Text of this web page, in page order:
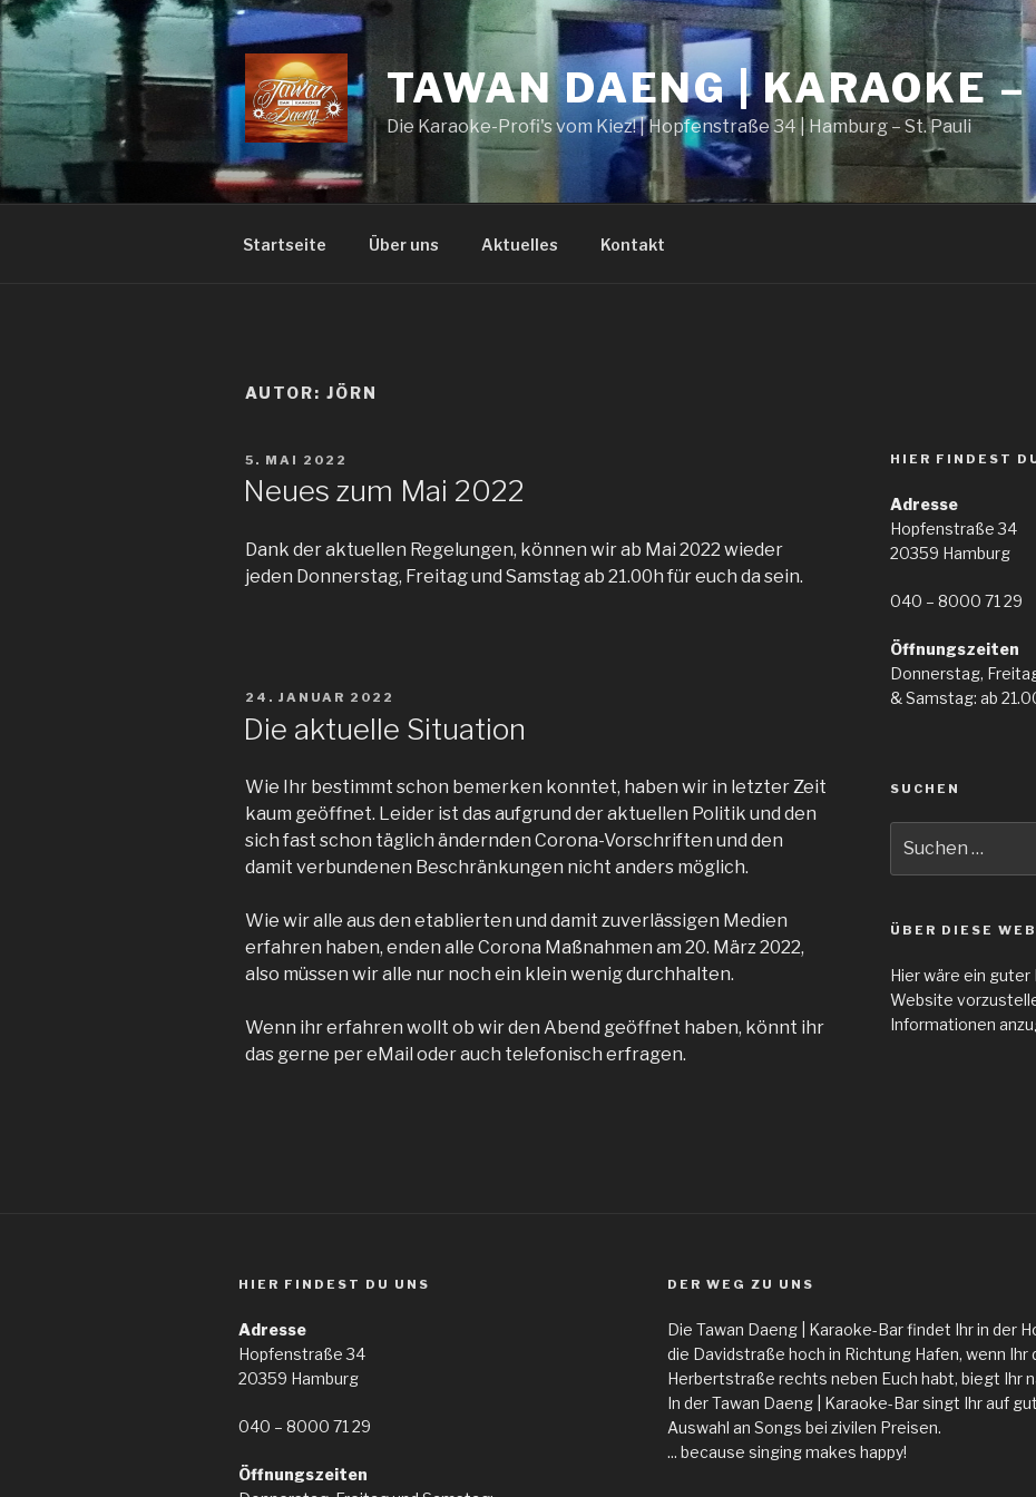
Zum
Inhalt
springen
TAWAN DAENG | KARAOKE
Die Karaoke-Profi's vom Kiez! | Hopfenstraße 34 | Hamburg – St. Pauli
Startseite Über uns Aktuelles Kontakt
AUTOR: JÖRN
VERÖFFENTLICHT
5. MAI 2022
Neues zum Mai 2022
Dank der aktuellen Regelungen, können wir ab Mai 2022 wieder
jeden Donnerstag, Freitag und Samstag ab 21.00h für euch da sein.
VERÖFFENTLICHT
24. JANUAR 2022
Die aktuelle Situation
Wie Ihr bestimmt schon bemerken konntet, haben wir in letzter Zeit
kaum geöffnet. Leider ist das aufgrund der aktuellen Politik und den
sich fast schon täglich ändernden Corona-Vorschriften und den
damit verbundenen Beschränkungen nicht anders möglich.
Wie wir alle aus den etablierten und damit zuverlässigen Medien
erfahren haben, enden alle Corona Maßnahmen am 20. März 2022,
also müssen wir alle nur noch ein klein wenig durchhalten.
Wenn ihr erfahren wollt ob wir den Abend geöffnet haben, könnt ihr
das gerne per eMail oder auch telefonisch erfragen.
HIER FINDEST
Adresse
Hopfenstraße 34
20359 Hamburg
040 – 8000 71 29
Öffnungszeiten
Donnerstag,
& Samstag: ab
SUCHEN
nach:
ÜBER DIESE
Hier wäre ein guter
Website
Informationen
HIER FINDEST DU UNS
Adresse
Hopfenstraße 34
20359 Hamburg
040 – 8000 71 29
Öffnungszeiten
DER WEG ZU UNS
Die Tawan Daeng | Karaoke-Bar findet Ihr in der
die Davidstraße hoch in Richtung Hafen, wenn
Herbertstraße rechts neben Euch habt, biegt Ihr
In der Tawan Daeng | Karaoke-Bar singt Ihr auf
Auswahl an Songs bei zivilen Preisen.
... because singing makes happy!